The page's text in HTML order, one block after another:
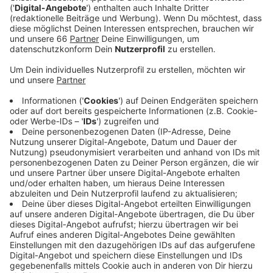
Veröffentlicht:Dienstag, 30.08.2022 13:08
Anzeige
Seit 2016 fahren die Bahnen zwischen Wehrhahn und
Bilk unterirdisch. Im Tunnel ist der Bau des möglichen
Süd-Astes bereits vorbereitet. Vor gut zwei Jahren
hatte die Bezirksvertretung den Rat aufgefordert, die
Verlängerung zur Uni-Klinik im Nahverkehrsplan nach
vorne zu stellen. Die Stadt reagiert nun. Verwaltung
und Rheinbahn würden zurzeit an einem Konzept
arbeiten. Im Moment werde geprüft, wie groß die
Nachfrage für die einzelnen neuen Strecken wäre.
Dann wird entschieden, welche Projekte als erstes
angegangen werden. Unter anderem ist auch die
Verlängerung des U-Bahntunnels Richtung Golzheim in
der Diskussion.